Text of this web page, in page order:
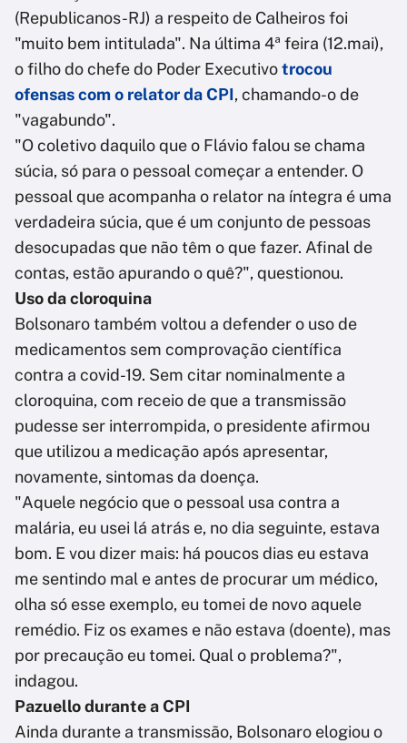
(Republicanos-RJ) a respeito de Calheiros foi
"muito bem intitulada". Na última 4ª feira (12.mai),
o filho do chefe do Poder Executivotrocou
ofensas com o relator da CPI, chamando-o de
"vagabundo".
"O coletivo daquilo que o Flávio falou se chama
súcia, só para o pessoal começar a entender. O
pessoal que acompanha o relator na íntegra é uma
verdadeira súcia, que é um conjunto de pessoas
desocupadas que não têm o que fazer. Afinal de
contas, estão apurando o quê?", questionou.
Uso da cloroquina
Bolsonaro também voltou a defender o uso de
medicamentos sem comprovação científica
contra a covid-19. Sem citar nominalmente a
cloroquina, com receio de que a transmissão
pudesse ser interrompida, o presidente afirmou
que utilizou a medicação após apresentar,
novamente, sintomas da doença.
"Aquele negócio que o pessoal usa contra a
malária, eu usei lá atrás e, no dia seguinte, estava
bom. E vou dizer mais: há poucos dias eu estava
me sentindo mal e antes de procurar um médico,
olha só esse exemplo, eu tomei de novo aquele
remédio. Fiz os exames e não estava (doente), mas
por precaução eu tomei. Qual o problema?",
indagou.
Pazuello durante a CPI
Ainda durante a transmissão, Bolsonaro elogiou o